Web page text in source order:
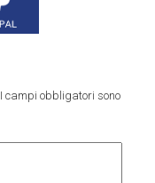
I campi obbligatori sono